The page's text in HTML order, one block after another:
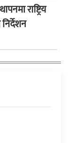
राष्ट्रिय